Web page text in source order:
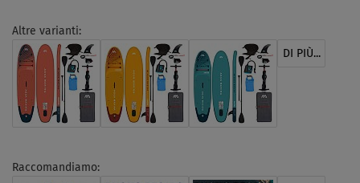
Altre varianti:
DI PIÙ...
Raccomandiamo: